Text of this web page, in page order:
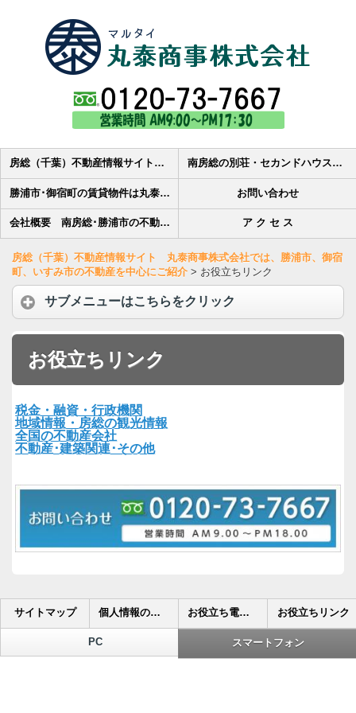
房総（千葉）不動産情報サイト 丸泰商事株式会社では、勝浦市、御宿町、いすみ市の不動産を中心にご紹介 南房総の別荘・セカンドハウス・田舎暮らし・土地・マンション・中古住宅の売買物件検索-丸泰商事株式会社
勝浦市･御宿町の賃貸物件は丸泰商事へ 賃貸アパート・貸家・賃貸マンション・貸駐車場・貸店舗の物件情報 お問い合わせ
会社概要 南房総･勝浦市の不動産会社丸泰商事株式会社です ア ク セ ス
房総（千葉）不動産情報サイト 丸泰商事株式会社では、勝浦市、御宿
町、いすみ市の不動産を中心にご紹介 > お役立ちリンク
サブメニューはこちらをクリック
お役立ちリンク
税金・融資・行政機関
地域情報・房総の観光情報
全国の不動産会社
不動産･建築関連･その他
サイトマップ 個人情報の取り扱いについて お役立ち電話帳 お役立ちリンク
PC スマートフォン